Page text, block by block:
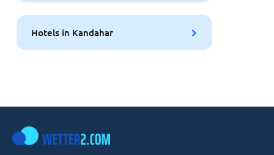
Hotels in Kandahar